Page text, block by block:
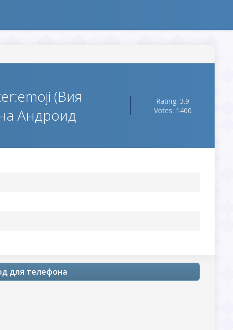
(Вия
Андроид
Rating: 3.9
Votes: 1400
для телефона